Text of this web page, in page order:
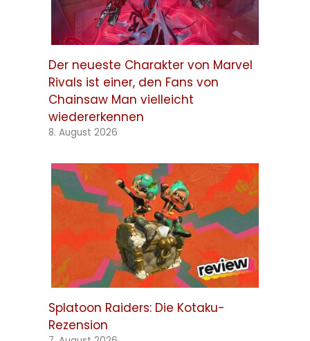
Der neueste Charakter von Marvel
Rivals ist einer, den Fans von
Chainsaw Man vielleicht
wiedererkennen
8. August 2026
Splatoon Raiders: Die Kotaku-
Rezension